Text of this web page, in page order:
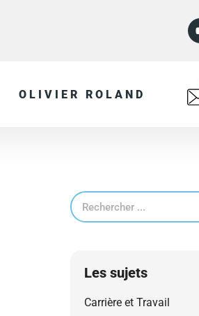
OLIVIER ROLAND
Les sujets
Carrière et Travail